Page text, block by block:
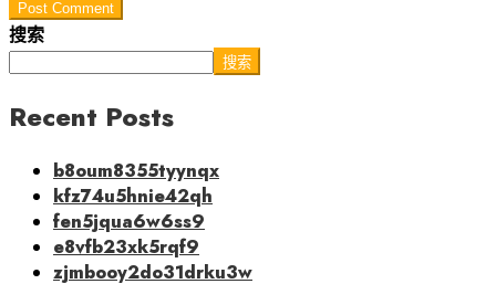
Post Comment
搜索
搜索
Recent Posts
b8oum8355tyynqx
kfz74u5hnie42qh
fen5jqua6w6ss9
e8vfb23xk5rqf9
zjmbooy2do31drku3w